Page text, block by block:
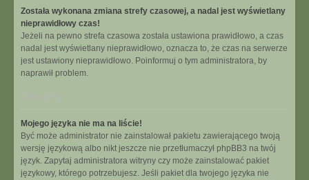
Została wykonana zmiana strefy czasowej, a nadal jest wyświetlany
nieprawidłowy czas!
Jeżeli na pewno strefa czasowa została ustawiona prawidłowo, a czas
nadal jest wyświetlany nieprawidłowo, oznacza to, że czas na serwerze
jest ustawiony nieprawidłowo. Poinformuj o tym administratora, by
naprawił problem.
Mojego języka nie ma na liście!
Być może administrator nie zainstalował pakietu zawierającego twoją
wersję językową albo nikt jeszcze nie przetłumaczył phpBB3 na twój
język. Zapytaj administratora witryny czy może zainstalować pakiet
językowy, którego potrzebujesz. Jeśli pakiet dla twojego języka nie